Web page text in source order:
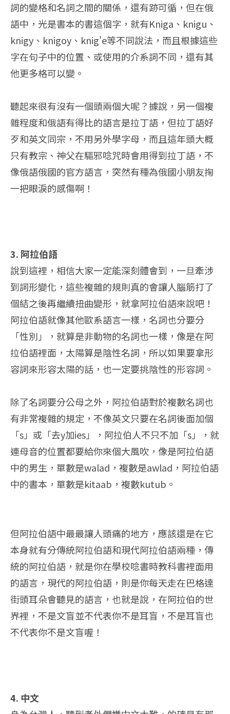
詞的變格和名詞之間的關係，還有跡可循，但在俄
語中，光是書本的書這個字，就有Kniga、knigu、
knigy、knigoy、knig'e等不同說法，而且根據這些
字在句子中的位置、或使用的介系詞不同，還有其
他更多格可以變。
聽起來很有沒有一個頭兩個大呢？據說，另一個複
雜程度和俄語有得比的語言是拉丁語，但拉丁語好
歹和英文同宗，不用另外學字母，而且這年頭大概
只有教宗、神父在驅邪唸咒時會用得到拉丁語，不
像俄語俄國的官方語言，突然有種為俄國小朋友掬
一把眼淚的感傷啊！
3. 阿拉伯語
說到這裡，相信大家一定能深刻體會到，一旦牽涉
到詞形變化，這些複雜的規則真的會讓人腦筋打了
個結之後再繼續扭曲變形，就拿阿拉伯語來說吧！
阿拉伯語就像其他歐系語言一樣，名詞也分要分
「性別」，就算是非動物的名詞也一樣，像是在阿
拉伯語裡面，太陽算是陰性名詞，所以如果要拿形
容詞來形容太陽的話，也一定要挑陰性的形容詞。
除了名詞要分公母之外，阿拉伯語對於複數名詞也
有非常複雜的規定，不像英文只要在名詞後面加個
「s」或「去y加ies」，阿拉伯人不只不加「s」，就
連母音的位置都要給你來個大風吹，像是阿拉伯語
中的男生，單數是walad，複數是awlad，阿拉伯語
中的書本，單數是kitaab，複數kutub。
但阿拉伯語中最最讓人頭痛的地方，應該還是在它
本身就有分傳統阿拉伯語和現代阿拉伯語兩種，傳
統的阿拉伯語，就是你在學校唸書時教科書裡面用
的語言，現代的阿拉伯語，則是你每天走在巴格達
街頭耳朵會聽見的語言，也就是說，在阿拉伯的世
界裡，不是文盲並不代表你不是耳盲，不是耳盲也
不代表你不是文盲喔！
4. 中文